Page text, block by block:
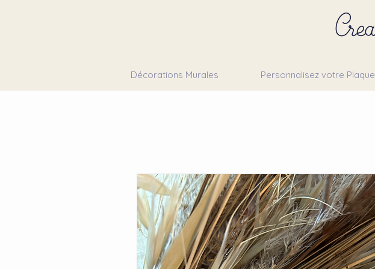
Décorations Murales Personnalisez votre Plaque